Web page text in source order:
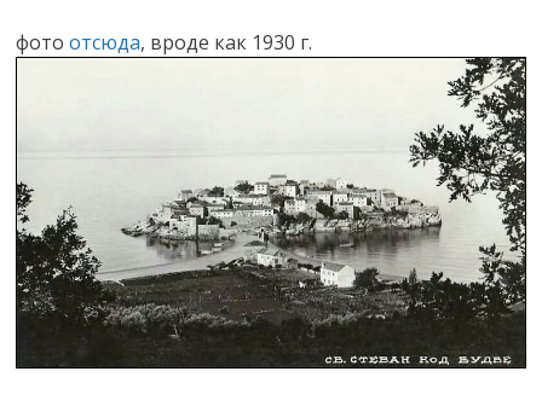
фотоотсюда, вроде как 1930 г.